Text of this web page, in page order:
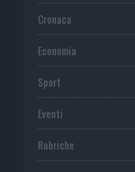
Cronaca
Economia
Sport
Eventi
Rubriche